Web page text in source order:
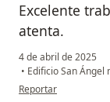
Excelente
atenta.
4 de abril de 2025
• Edificio San Ángel
en opinión del
Reportar